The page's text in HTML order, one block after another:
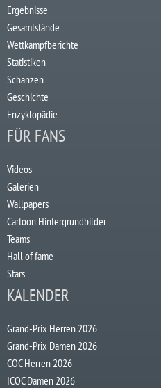
Ergebnisse
Gesamtstände
Wettkampfberichte
Statistiken
Schanzen
Geschichte
Enzyklopädie
FÜR FANS
Videos
Galerien
Wallpapers
Cartoon Hintergrundbilder
Teams
Hall of fame
Stars
KALENDER
Grand-Prix Herren 2026
Grand-Prix Damen 2026
COC Herren 2026
ICOC Damen 2026